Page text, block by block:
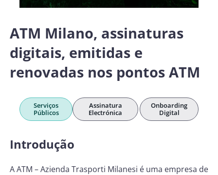
ATM Milano, assinaturas
digitais, emitidas e
renovadas nos pontos ATM
Serviços
Públicos
Assinatura
Electrónica
Onboarding
Digital
Introdução
A ATM – Azienda Trasporti Milanesi é uma empresa de